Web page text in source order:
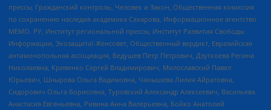
прессы, Гражданский контроль, Человек и Закон, Общественная комиссия
по сохранению наследия академика Сахарова, Информационное агентство
МЕМО. РУ, Институт региональной прессы, Институт Развития Свободы
Информации, Экозащита!-Женсовет, Общественный вердикт, Евразийская
антимонопольная ассоциация, Бедушев Петр Петрович, Дзугкоева Регина
Николаевна, Кривенко Сергей Владимирович, Милославский Павел
Юрьевич, Шнырова Ольга Вадимовна, Чанышева Лилия Айратовна,
Сидорович Ольга Борисовна, Туровский Александр Алексеевич, Васильева
Анастасия Евгеньевна, Ривина Анна Валерьевна, Бойко Анатолий